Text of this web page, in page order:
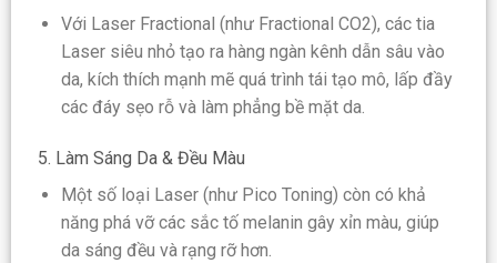
Với Laser Fractional (như Fractional CO2), các tia
Laser siêu nhỏ tạo ra hàng ngàn kênh dẫn sâu vào
da, kích thích mạnh mẽ quá trình tái tạo mô, lấp đầy
các đáy sẹo rỗ và làm phẳng bề mặt da.
5. Làm Sáng Da & Đều Màu
Một số loại Laser (như Pico Toning) còn có khả
năng phá vỡ các sắc tố melanin gây xỉn màu, giúp
da sáng đều và rạng rỡ hơn.